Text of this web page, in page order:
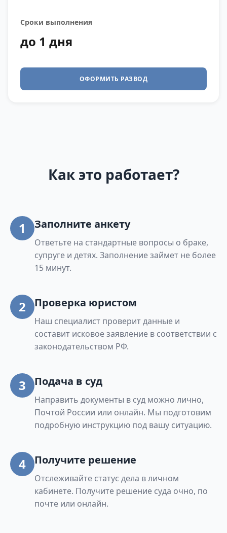
Сроки выполнения
до 1 дня
ОФОРМИТЬ РАЗВОД
Как это работает?
1 Заполните анкету
Ответьте на стандартные вопросы о браке,
супруге и детях. Заполнение займет не более
15 минут.
2 Проверка юристом
Наш специалист проверит данные и
составит исковое заявление в соответствии с
законодательством РФ.
3 Подача в суд
Направить документы в суд можно лично,
Почтой России или онлайн. Мы подготовим
подробную инструкцию под вашу ситуацию.
4 Получите решение
Отслеживайте статус дела в личном
кабинете. Получите решение суда очно, по
почте или онлайн.